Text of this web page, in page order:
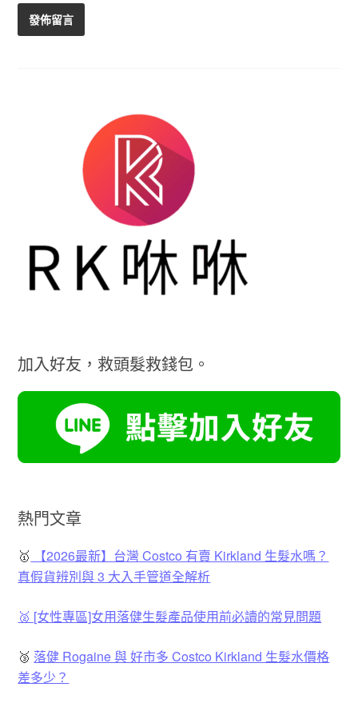
加入好友，救頭髮救錢包。
熱門文章
🥇
【2026最新】台灣 Costco 有賣 Kirkland 生髮水嗎？
真假貨辨別與 3 大入手管道全解析
🥈 [女性專區]女用落健生髮產品使用前必讀的常見問題
🥉 落健 Rogaine 與 好市多 Costco Kirkland 生髮水價格
差多少？